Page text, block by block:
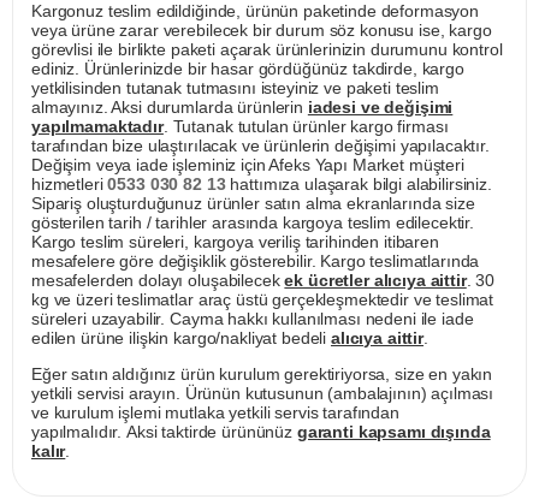
Kargonuz teslim edildiğinde, ürünün paketinde deformasyon
veya ürüne zarar verebilecek bir durum söz konusu ise, kargo
görevlisi ile birlikte paketi açarak ürünlerinizin durumunu kontrol
ediniz. Ürünlerinizde bir hasar gördüğünüz takdirde, kargo
yetkilisinden tutanak tutmasını isteyiniz ve paketi teslim
almayınız. Aksi durumlarda ürünlerin iadesi ve değişimi
yapılmamaktadır. Tutanak tutulan ürünler kargo firması
tarafından bize ulaştırılacak ve ürünlerin değişimi yapılacaktır.
Değişim veya iade işleminiz için Afeks Yapı Market müşteri
hizmetleri0533 030 82 13hattımıza ulaşarak bilgi alabilirsiniz.
Sipariş oluşturduğunuz ürünler satın alma ekranlarında size
gösterilen tarih / tarihler arasında kargoya teslim edilecektir.
Kargo teslim süreleri, kargoya veriliş tarihinden itibaren
mesafelere göre değişiklik gösterebilir. Kargo teslimatlarında
mesafelerden dolayı oluşabilecekek ücretler alıcıya aittir. 30
kg ve üzeri teslimatlar araç üstü gerçekleşmektedir ve teslimat
süreleri uzayabilir. Cayma hakkı kullanılması nedeni ile iade
edilen ürüne ilişkin kargo/nakliyat bedeli alıcıya aittir.
Eğer satın aldığınız ürün kurulum gerektiriyorsa, size en yakın
yetkili servisi arayın. Ürünün kutusunun (ambalajının) açılması
ve kurulum işlemi mutlaka yetkili servis tarafından
yapılmalıdır. Aksi taktirde ürününüz garanti kapsamı dışında
kalır.